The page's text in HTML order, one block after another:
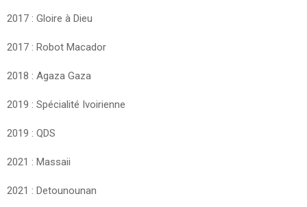
2017 : Gloire à Dieu
2017 : Robot Macador
2018 : Agaza Gaza
2019 : Spécialité Ivoirienne
2019 : QDS
2021 : Massaii
2021 : Detounounan